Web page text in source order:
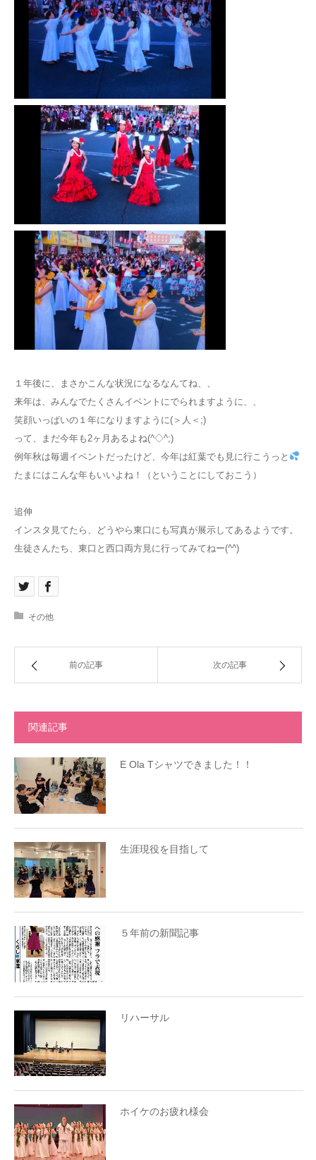
１年後に、まさかこんな状況になるなんてね、、
来年は、みんなでたくさんイベントにでられますように、、
笑顔いっぱいの１年になりますように(＞人＜;)
って、まだ今年も2ヶ月あるよね(^◇^;)
例年秋は毎週イベントだったけど、今年は紅葉でも見に行こうっと
たまにはこんな年もいいよね！（ということにしておこう）
追伸
インスタ見てたら、どうやら東口にも写真が展示してあるようです。
生徒さんたち、東口と西口両方見に行ってみてねー(^^)
その他
前の記事 次の記事
関連記事
E Ola Tシャツできました！！
生涯現役を目指して
５年前の新聞記事
リハーサル
ホイケのお疲れ様会